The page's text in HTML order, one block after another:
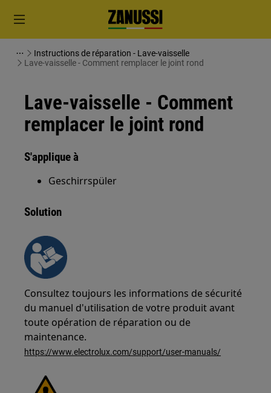
Instructions de réparation - Lave-vaisselle
Lave-vaisselle - Comment remplacer le joint rond
Lave-vaisselle - Comment
remplacer le joint rond
S'applique à
Geschirrspüler
Solution
Consultez toujours les informations de sécurité
du manuel d'utilisation de votre produit avant
toute opération de réparation ou de
maintenance.
https://www.electrolux.com/support/user-manuals/